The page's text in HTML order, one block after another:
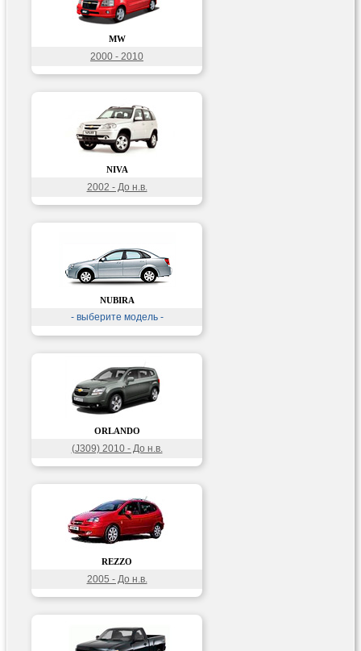
MW
2000 - 2010
NIVA
2002 - До н.в.
NUBIRA
- выберите модель -
ORLANDO
(J309) 2010 - До н.в.
REZZO
2005 - До н.в.